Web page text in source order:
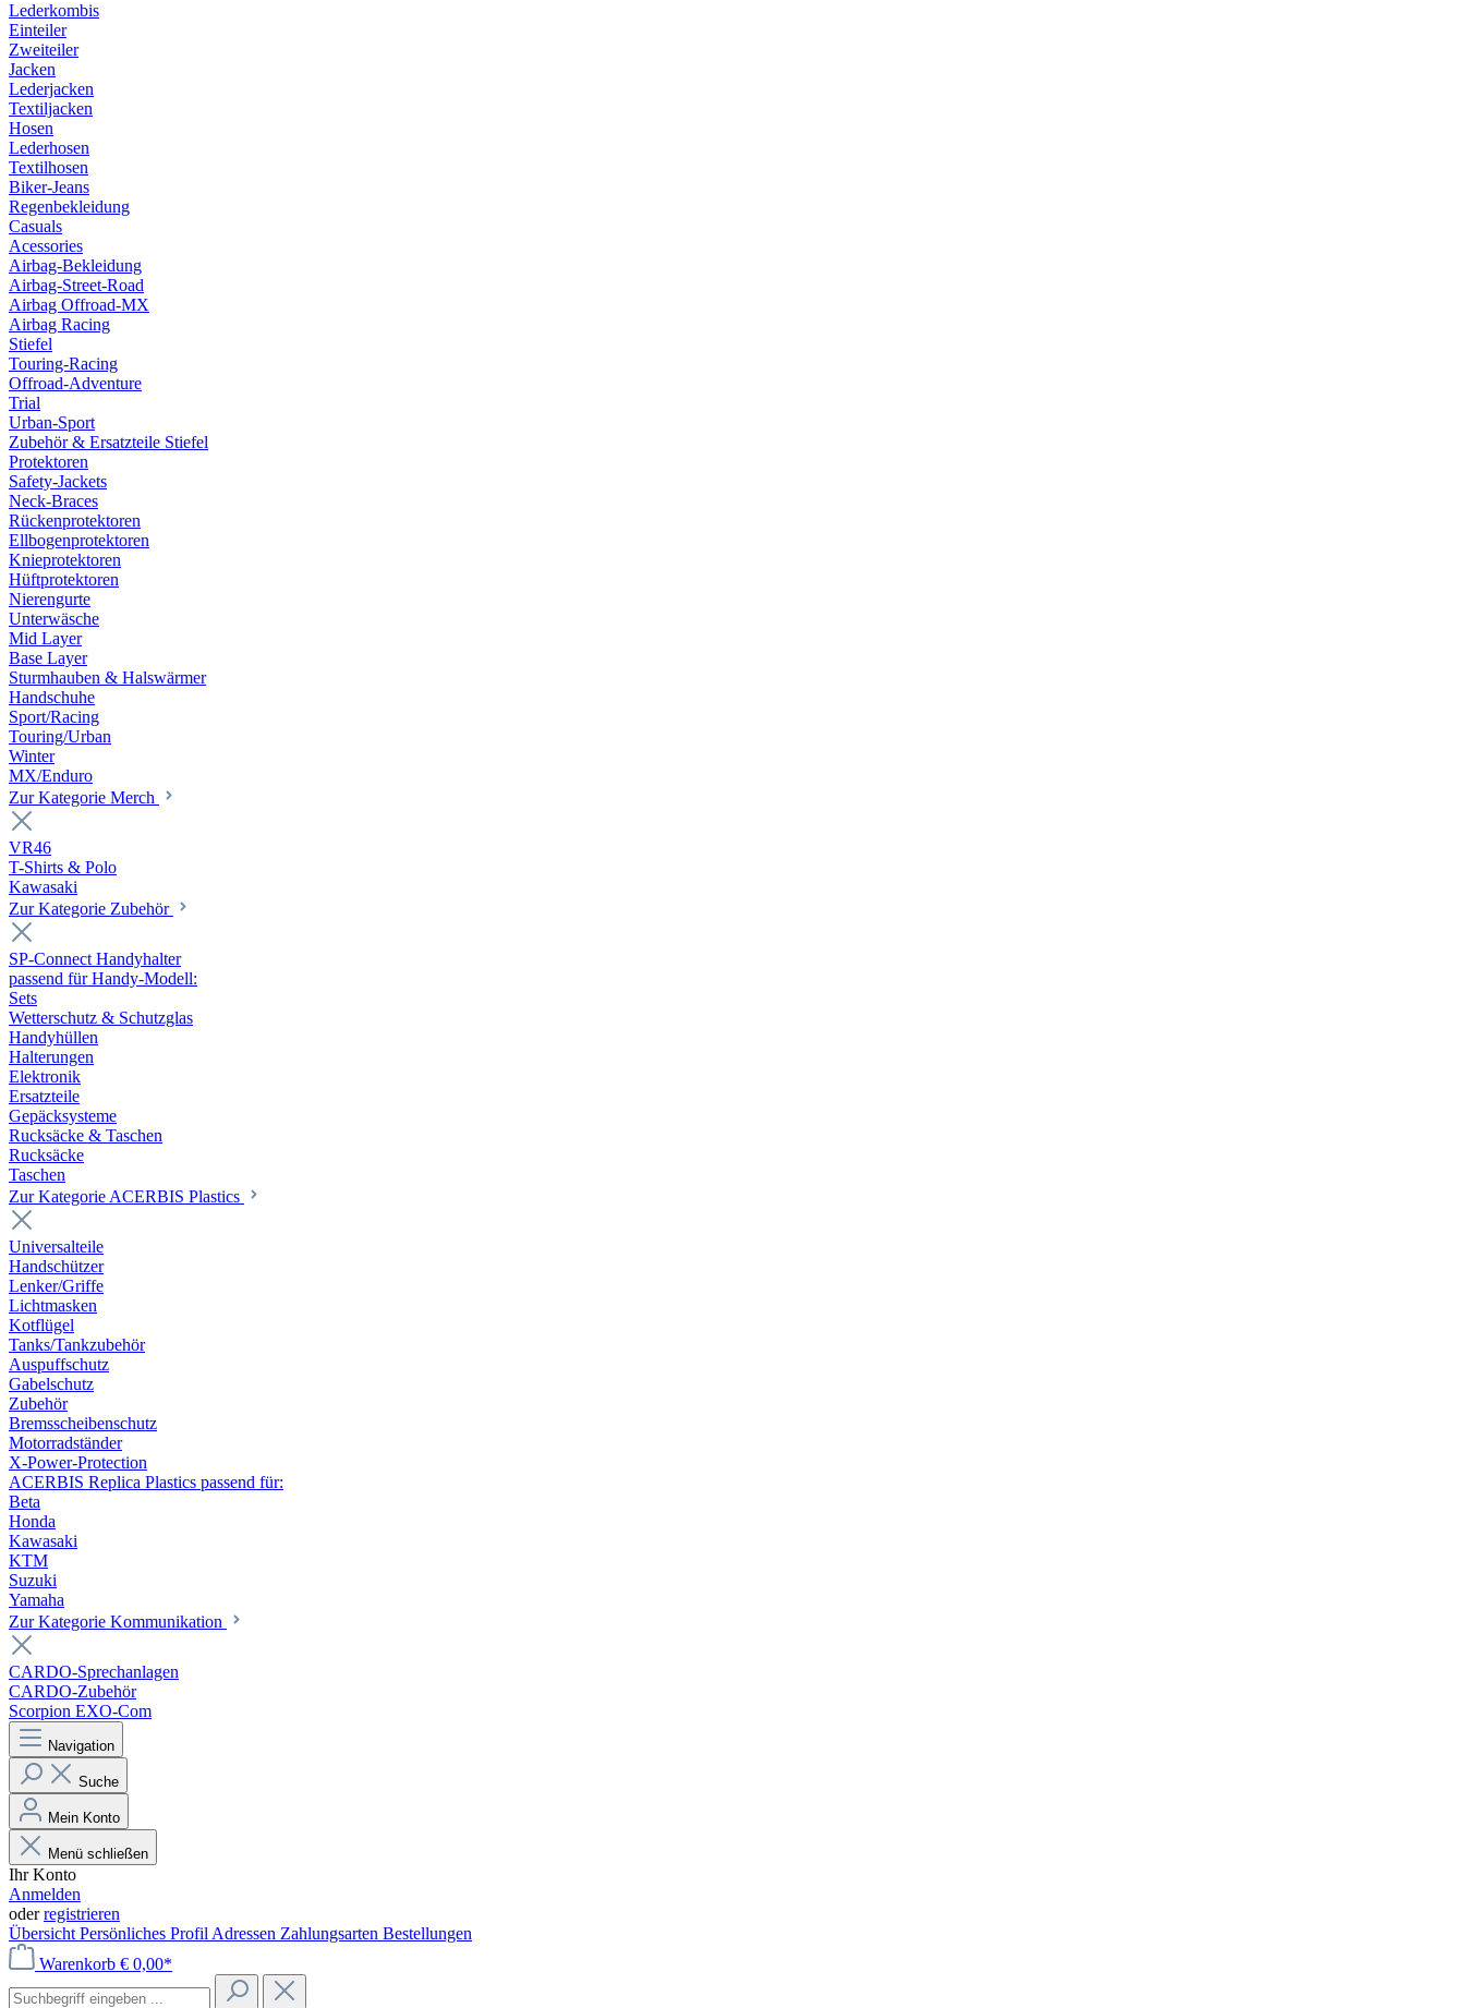
Lederkombis
Einteiler
Zweiteiler
Jacken
Lederjacken
Textiljacken
Hosen
Lederhosen
Textilhosen
Biker-Jeans
Regenbekleidung
Casuals
Acessories
Airbag-Bekleidung
Airbag-Street-Road
Airbag Offroad-MX
Airbag Racing
Stiefel
Touring-Racing
Offroad-Adventure
Trial
Urban-Sport
Zubehör & Ersatzteile Stiefel
Protektoren
Safety-Jackets
Neck-Braces
Rückenprotektoren
Ellbogenprotektoren
Knieprotektoren
Hüftprotektoren
Nierengurte
Unterwäsche
Mid Layer
Base Layer
Sturmhauben & Halswärmer
Handschuhe
Sport/Racing
Touring/Urban
Winter
MX/Enduro
Zur Kategorie Merch
VR46
T-Shirts & Polo
Kawasaki
Zur Kategorie Zubehör
SP-Connect Handyhalter
passend für Handy-Modell:
Sets
Wetterschutz & Schutzglas
Handyhüllen
Halterungen
Elektronik
Ersatzteile
Gepäcksysteme
Rucksäcke & Taschen
Rucksäcke
Taschen
Zur Kategorie ACERBIS Plastics
Universalteile
Handschützer
Lenker/Griffe
Lichtmasken
Kotflügel
Tanks/Tankzubehör
Auspuffschutz
Gabelschutz
Zubehör
Bremsscheibenschutz
Motorradständer
X-Power-Protection
ACERBIS Replica Plastics passend für:
Beta
Honda
Kawasaki
KTM
Suzuki
Yamaha
Zur Kategorie Kommunikation
CARDO-Sprechanlagen
CARDO-Zubehör
Scorpion EXO-Com
Navigation
Suche
Mein Konto
Menü schließen
Ihr Konto
Anmelden
oderregistrieren
Übersicht Persönliches Profil Adressen Zahlungsarten Bestellungen
Warenkorb € 0,00*